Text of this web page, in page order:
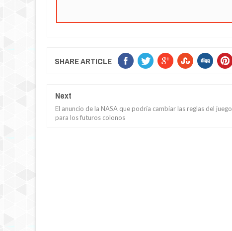
SHARE ARTICLE
Next
El anuncio de la NASA que podría cambiar las reglas del juego
para los futuros colonos